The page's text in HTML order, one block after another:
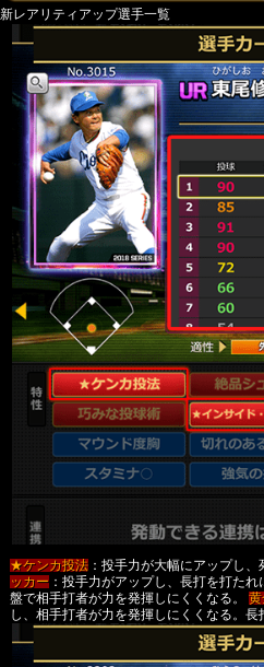
新レアリティアップ選手一覧
★ケンカ投法：投手力が大幅にアップし、
ッカー：投手力がアップし、長打を打た
盤で相手打者が力を発揮しにくくなる。
黄
し、相手打者が力を発揮しにくくなる。長